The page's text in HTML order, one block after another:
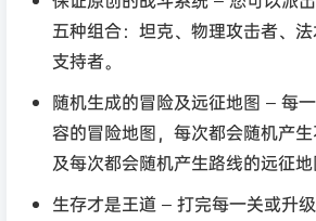
五种组合：坦克、物理攻击者、
支持者。
随机生成的冒险及远征地图 – 每
容的冒险地图，每次都会随机产
及每次都会随机产生路线的远征地
生存才是王道 – 打完每一关或升